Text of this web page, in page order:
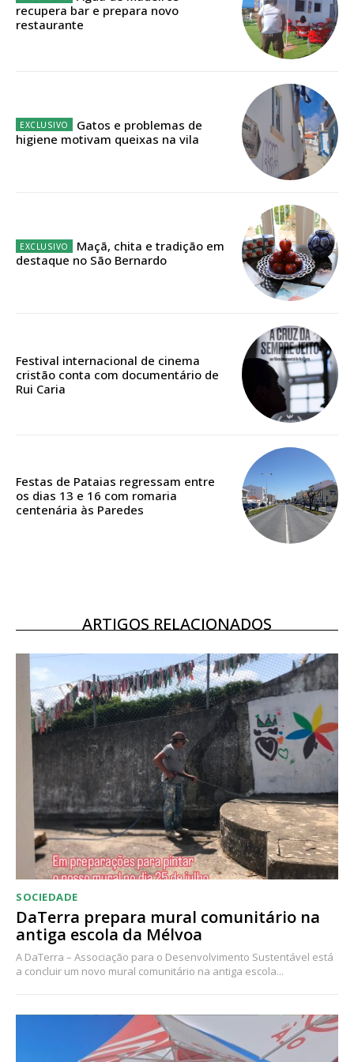
ASSINATURA
Edição em papel entregue à Quinta-feira em sua
Acesso aos conteúdos Exclusivos para
assinantes
Ofertas para assinatura anual
12 meses
Escolha o plano
recupera bar e prepara novo
restaurante
Gatos e problemas de
higiene motivam queixas na vila
Maçã, chita e tradição em
destaque no São Bernardo
Festival internacional de cinema
cristão conta com documentário de
Rui Caria
Festas de Pataias regressam entre
os dias 13 e 16 com romaria
centenária às Paredes
ARTIGOS RELACIONADOS
SOCIEDADE
DaTerra prepara mural comunitário na
antiga escola da Mélvoa
A DaTerra – Associação para o Desenvolvimento Sustentável está
a concluir um novo mural comunitário na antiga escola...